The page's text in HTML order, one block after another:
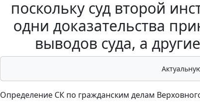
поскольку суд второй
одни доказательства
выводов суда, а
Определение СК по гражданским делам